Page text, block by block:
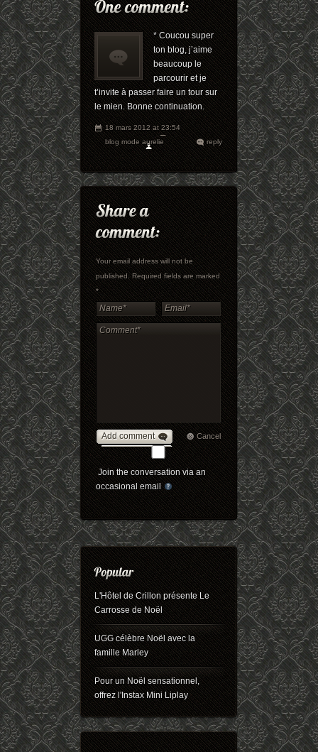
* Coucou super
ton blog, j’aime
beaucoup le
parcourir et je
t’invite à passer faire un tour sur
le mien. Bonne continuation.
18 mars 2012 at 23:54
blog mode aurelie
reply
Your email address will not be
published. Required fields are marked
*
Add comment Cancel
Join the conversation via an
occasional email
L'Hôtel de Crillon présente Le
Carrosse de Noël
UGG célèbre Noël avec la
famille Marley
Pour un Noël sensationnel,
offrez l'Instax Mini Liplay